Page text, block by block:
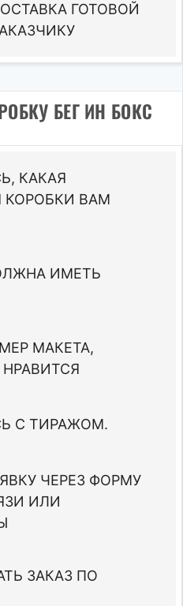
ГОТОВОЙ
БЕГ ИН БОКС
КАКАЯ
КОРОБКИ ВАМ
ИМЕТЬ
МАКЕТА,
С ТИРАЖОМ.
ЧЕРЕЗ ФОРМУ
ИЛИ
ЗАКАЗ ПО